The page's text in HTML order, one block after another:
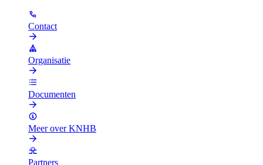
Contact
Organisatie
Documenten
Meer over KNHB
Partners